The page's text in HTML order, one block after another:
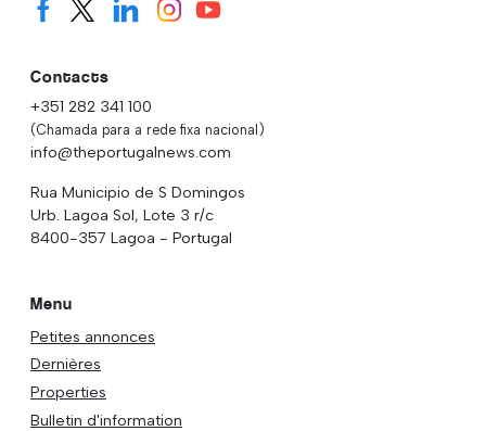
Contacts
+351 282 341 100
(Chamada para a rede fixa nacional)
info@theportugalnews.com
Rua Municipio de S Domingos
Urb. Lagoa Sol, Lote 3 r/c
8400-357 Lagoa - Portugal
Menu
Petites annonces
Dernières
Properties
Bulletin d'information